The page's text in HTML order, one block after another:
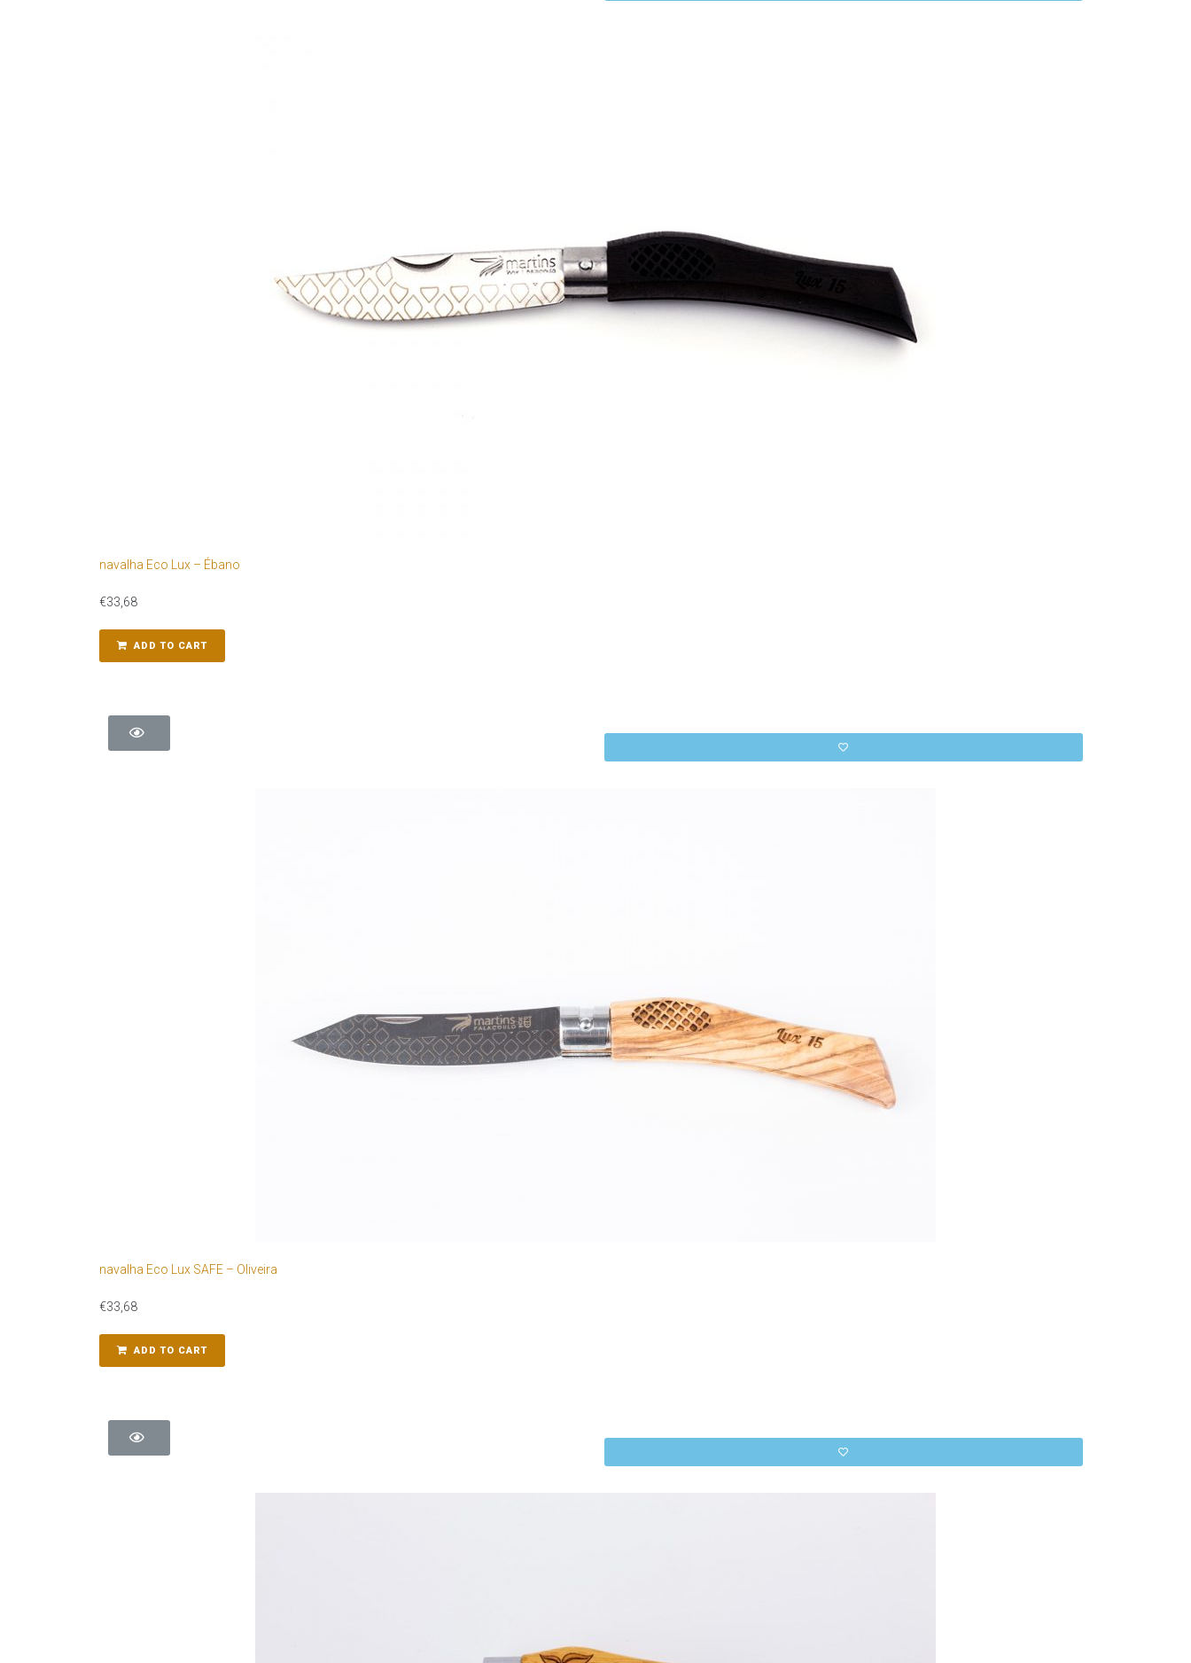
navalha Eco Lux – Ébano
€33,68
ADD TO CART
navalha Eco Lux SAFE – Oliveira
€33,68
ADD TO CART